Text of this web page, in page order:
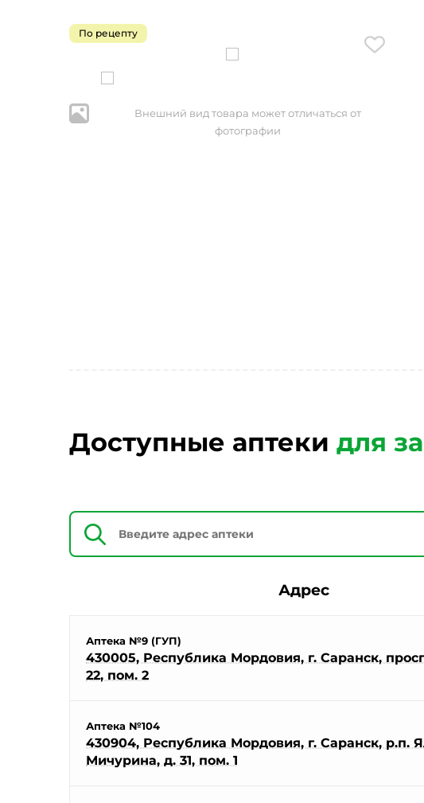
По рецепту
Внешний вид товара может отличаться от
фотографии
Доступные аптеки для
Адрес
Аптека №9 (ГУП)
430005, Республика Мордовия, г. Саранск,
22, пом. 2
Аптека №104
430904, Республика Мордовия, г. Саранск, р.п.
Мичурина, д. 31, пом. 1
Защита
* Нажимая кнопку